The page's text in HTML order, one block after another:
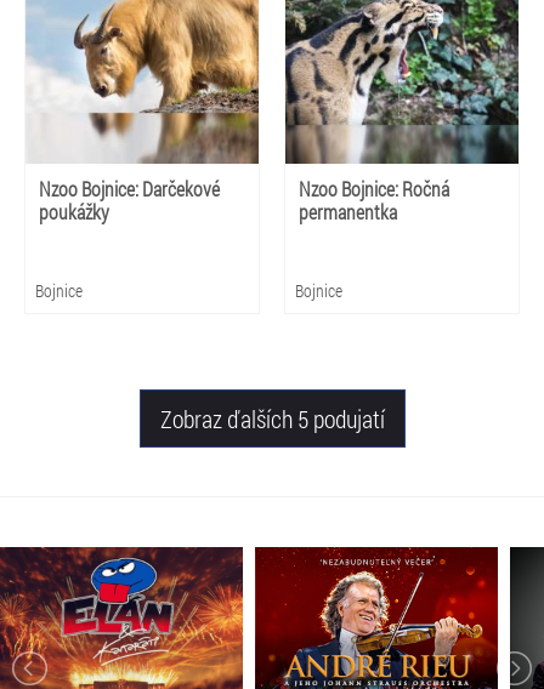
Nzoo Bojnice: Darčekové
poukážky
Bojnice
Nzoo Bojnice: Ročná
permanentka
Bojnice
Zobraz ďalších 5 podujatí